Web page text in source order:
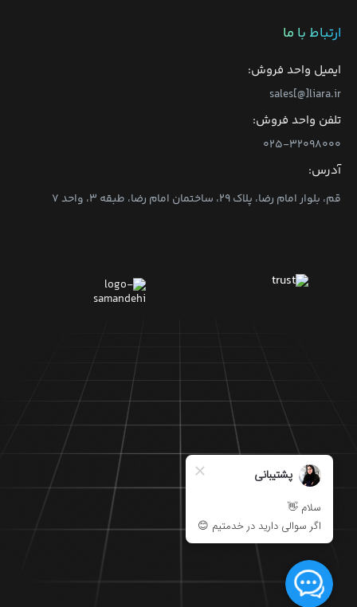
ارتباط با ما
ایمیل واحد فروش:
sales[@]liara.ir
تلفن واحد فروش:
۰۲۵-۳۲۰۹۸۰۰۰
آدرس:
قم، بلوار امام رضا، پلاک ۲۹، ساختمان امام رضا، طبقه ۳، واحد ۷